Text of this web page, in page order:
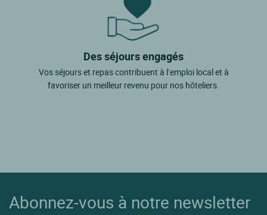
Des séjours engagés
Vos séjours et repas contribuent à l’emploi local et à
favoriser un meilleur revenu pour nos hôteliers.
Abonnez-vous à notre newsletter